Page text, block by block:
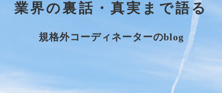
業界の裏話・真実まで語る
規格外コーディネーターのblog